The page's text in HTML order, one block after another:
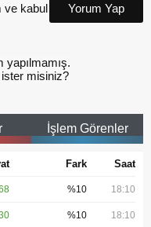
ve kabul
Yorum Yap
misiniz?
İşlem Görenler
Fark Saat
%10 18:10
%10 18:10